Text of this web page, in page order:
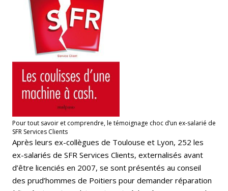
Pour tout savoir et comprendre, le témoignage choc d’un ex-salarié de
SFR Services Clients
Après leurs ex-collègues de Toulouse et Lyon, 252 les
ex-salariés de SFR Services Clients, externalisés avant
d’être licenciés en 2007, se sont présentés au conseil
des prud’hommes de Poitiers pour demander réparation